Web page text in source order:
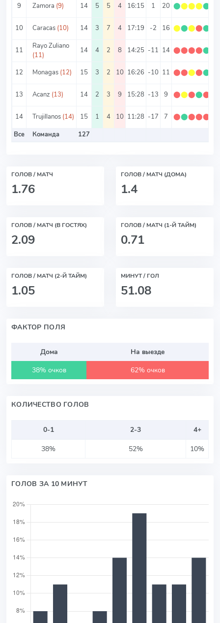
9 Zamora (9) 14 5 5 4 16:15 1 20 ⬤⬤⬤⬤⬤
10 Caracas (10) 14 3 7 4 17:19 -2 16 ⬤⬤⬤⬤⬤
11
Rayo Zuliano
(11)
14 4 2 8 14:25 -11 14 ⬤⬤⬤⬤⬤
12 Monagas (12) 15 3 2 10 16:26 -10 11 ⬤⬤⬤⬤⬤
13 Acanz (13) 14 2 3 9 15:28 -13 9 ⬤⬤⬤⬤⬤
14 Trujillanos (14) 15 1 4 10 11:28 -17 7 ⬤⬤⬤⬤⬤
Все
Команда 127
ГОЛОВ / МАТЧ
1.76
ГОЛОВ / МАТЧ (ДОМА)
1.4
ГОЛОВ / МАТЧ (В ГОСТЯХ)
2.09
ГОЛОВ / МАТЧ (1-Й ТАЙМ)
0.71
ГОЛОВ / МАТЧ (2-Й ТАЙМ)
1.05
МИНУТ / ГОЛ
51.08
ФАКТОР ПОЛЯ
Дома
На выезде
38% очков
62% очков
КОЛИЧЕСТВО ГОЛОВ
0-1 2-3
4+
38%
52% 10%
ГОЛОВ ЗА 10 МИНУТ